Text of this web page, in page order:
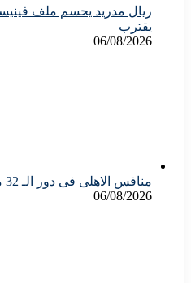
ريال مدريد يحسم ملف
يقترب
06/08/2026
منافس الاهلى فى دور الـ 32 من بطولة الكونفدرالية، عاجل
06/08/2026